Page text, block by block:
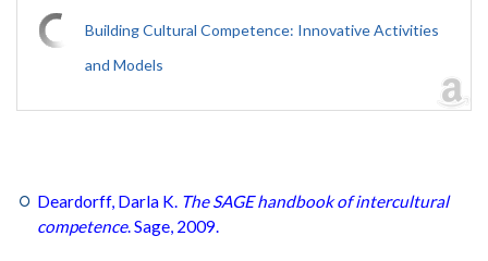
Building Cultural Competence: Innovative Activities
and Models
Deardorff, Darla K. The SAGE handbook of intercultural
competence. Sage, 2009.